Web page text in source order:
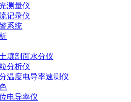
测量仪
记录仪
系统
壤剖面水分仪
分析仪
温度电导率速测仪
电导率仪